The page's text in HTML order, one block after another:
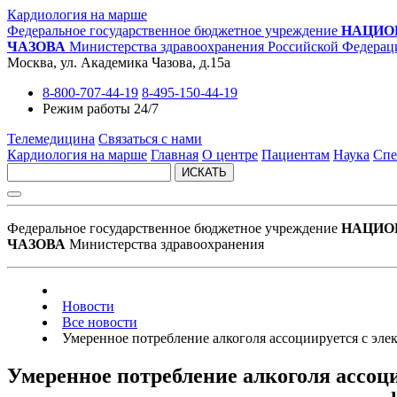
Кардиология на марше
Федеральное государственное бюджетное учреждение
ЧАЗОВА Министерства здравоохранения Российской
Москва, ул. Академика Чазова, д.15а
8-800-707-44-19 8-495-150-44-19
Режим работы 24/7
Телемедицина Связаться с нами
Кардиология на марше Главная О центре Пациентам Наука
ИСКАТЬ
Федеральное государственное бюджетное учреждение
ЧАЗОВА Министерства здравоохранения
Новости
Все новости
Умеренное потребление алкоголя ассоциируется с
Умеренное потребление алкоголя